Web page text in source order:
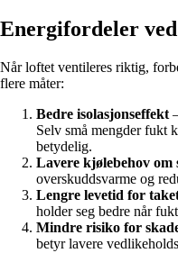
Energifordeler
Når loftet ventileres riktig,
flere måter:
Bedre isolasjonseffekt
Selv små mengder fukt
betydelig.
Lavere kjølebehov om
overskuddsvarme og
Lengre levetid for
holder seg bedre når
Mindre risiko for
betyr lavere